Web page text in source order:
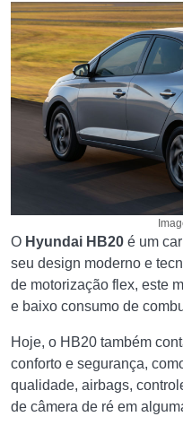
O Hyundai HB20 é um
seu design moderno e
de motorização flex, este
e baixo consumo de
Hoje, o HB20 também
conforto e segurança,
qualidade, airbags,
de câmera de ré em